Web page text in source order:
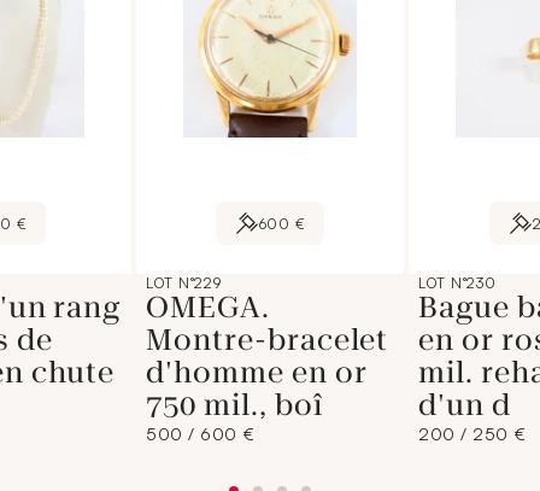
€
rang
de
chute
600 €
LOT N°229
OMEGA.
Montre-bracelet
d'homme en or
750 mil., boî
500 / 600 €
LOT N°230
Bague
en or
mil.
d'un d
200 / 250 €